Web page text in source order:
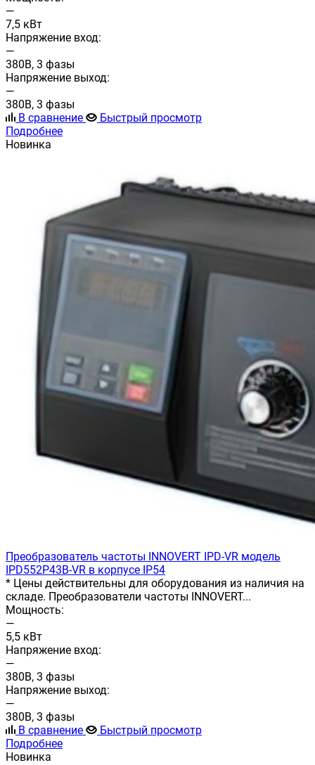
—
7,5 кВт
Напряжение вход:
—
380В, 3 фазы
Напряжение выход:
—
380В, 3 фазы
В сравнение
Быстрый просмотр
Подробнее
Новинка
Преобразователь частоты INNOVERT IРD-VR модель
IPD552P43B-VR в корпусе IP54
* Цены действительны для оборудования из наличия на
складе. Преобразователи частоты INNOVERT...
Мощность:
—
5,5 кВт
Напряжение вход:
—
380В, 3 фазы
Напряжение выход:
—
380В, 3 фазы
В сравнение
Быстрый просмотр
Подробнее
Новинка